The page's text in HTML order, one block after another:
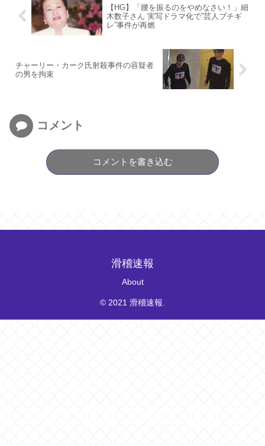
【HG】「腰を振るのをやめなさい！」細
木数子さん 実写ドラマ化で”芸人ブチギ
レ”事件が再燃
チャーリー・カーク氏射殺事件の容疑者
の男を拘束
コメント
コメントを書き込む
滑稽速報
About
© 2021 滑稽速報.